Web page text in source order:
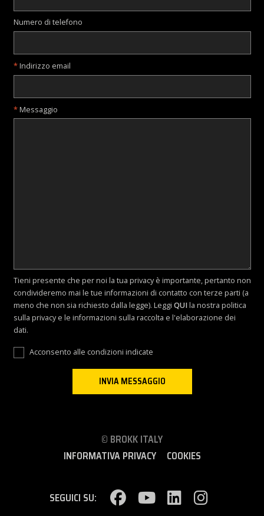
Numero di telefono
Indirizzo email
Messaggio
Tieni presente che per noi la tua privacy è importante, pertanto non
condivideremo mai le tue informazioni di contatto con terze parti (a
meno che non sia richiesto dalla legge). Leggi QUIla nostra politica
sulla privacy e le informazioni sulla raccolta e l'elaborazione dei
dati.
Acconsento alle condizioni indicate
© BROKK ITALY
INFORMATIVA PRIVACY
COOKIES
SEGUICI SU: